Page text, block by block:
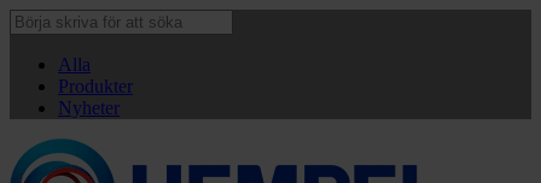
Alla
Produkter
Nyheter